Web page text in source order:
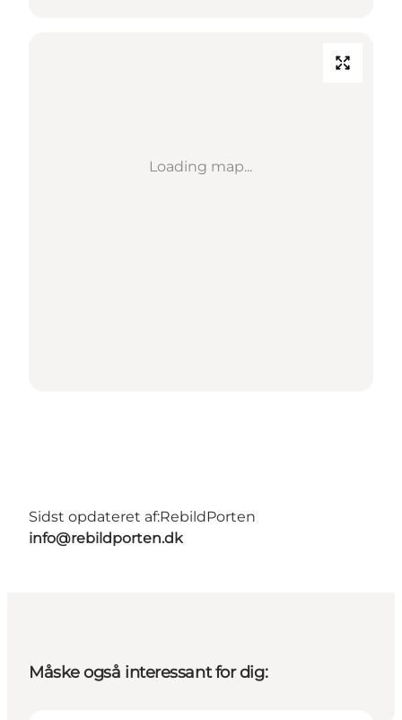
Loading map...
Sidst opdateret af:RebildPorten
info@rebildporten.dk
Måske også interessant for dig: